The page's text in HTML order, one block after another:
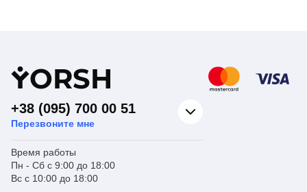
YORSH
+38 (095) 700 00 51
Перезвоните мне
Время работы
Пн - Сб с 9:00 до 18:00
Вс с 10:00 до 18:00